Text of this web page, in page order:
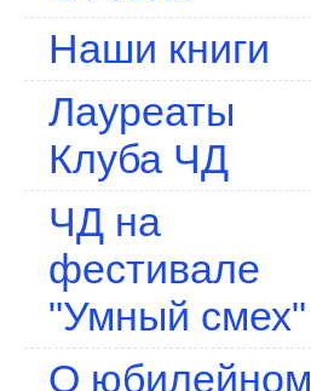
Наши книги
Лауреаты
Клуба ЧД
ЧД на
фестивале
"Умный смех"
О юбилейном